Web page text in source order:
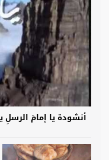
أنشودة يا إمامَ